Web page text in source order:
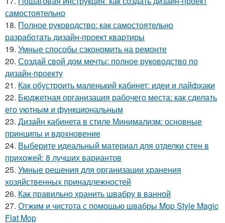
самостоятельно
18. Полное руководство: как самостоятельно
разработать дизайн-проект квартиры
19. Умные способы сэкономить на ремонте
20. Создай свой дом мечты: полное руководство по
дизайн-проекту
21. Как обустроить маленький кабинет: идеи и лайфхаки
22. Бюджетная организация рабочего места: как сделать
его уютным и функциональным
23. Дизайн кабинета в стиле Минимализм: основные
принципы и вдохновение
24. Выберите идеальный материал для отделки стен в
прихожей: 8 лучших вариантов
25. Умные решения для организации хранения
хозяйственных принадлежностей
26. Как правильно хранить швабру в ванной
27. Отжим и чистота с помощью швабры Mop Style Magic
Flat Mop